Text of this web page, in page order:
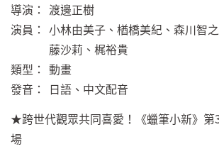
導演： 渡邊正樹
演員： 小林由美子、楢橋美紀、森川智
藤沙莉、梶裕貴
類型： 動畫
發音：
日語、中文配音
★跨世代觀眾共同喜愛！《蠟筆小新》第
場